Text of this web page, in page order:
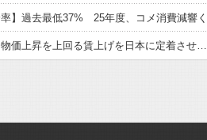
率】過去最低37% 25年度、コメ消費減響く
高市総理「物価上昇を上回る賃上げを日本に定着させる」 →国家公務員月給3.51％増へ 地方公務員も追随する見通し